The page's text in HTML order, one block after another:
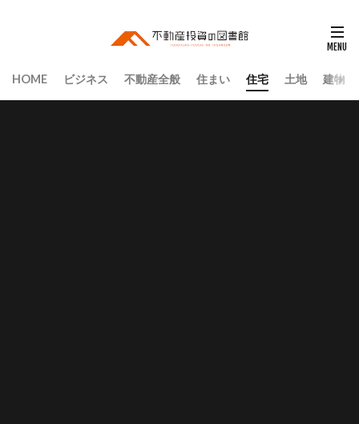
HOME ビジネス 不動産全般 住まい 住宅 土地 建物